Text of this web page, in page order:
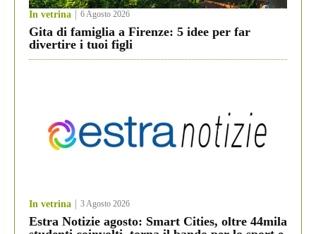
In vetrina 6 Agosto 2026
Gita di famiglia a Firenze: 5 idee per far
divertire i tuoi figli
In vetrina 3 Agosto 2026
Estra Notizie agosto: Smart Cities, oltre 44mila